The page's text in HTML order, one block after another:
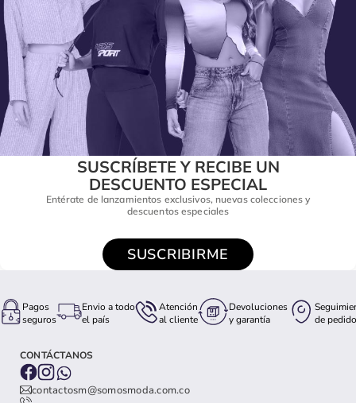
SUSCRÍBETE Y RECIBE UN
DESCUENTO ESPECIAL
Entérate de lanzamientos exclusivos, nuevas colecciones y
descuentos especiales
SUSCRIBIRME
Pagos
seguros
Envio a todo
el país
Atención
al cliente
Devoluciones
y garantía
de pedido
CONTÁCTANOS
contactosm@somosmoda.com.co